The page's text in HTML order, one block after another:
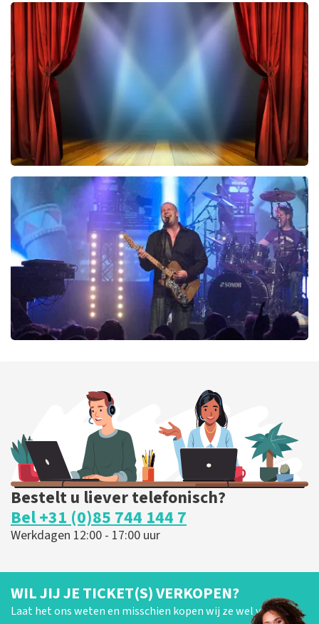
Vrienden Van Amstel Live
423 laatste 30 minuten
BESTEL NU
40 45 De Musical
290laatste 30 minuten
BESTEL NU
BESTEL NU
Bestelt u liever telefonisch?
Bel +31 (0)85 744 144 7
Werkdagen 12:00 - 17:00 uur
WIL JIJ JE TICKET(S) VERKOPEN?
Laat het ons weten en misschien kopen wij ze wel van je!